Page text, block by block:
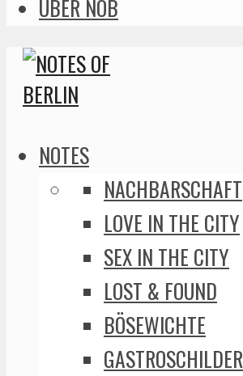
ÜBER NOB
NOTES
NACHBARSCHAFT
LOVE IN THE CITY
SEX IN THE CITY
LOST & FOUND
BÖSEWICHTE
GASTROSCHILDER